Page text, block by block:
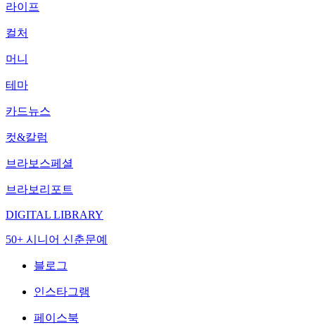
라이프
컬처
머니
테마
카드뉴스
컷&칼럼
브라보스페셜
브라보리포트
DIGITAL LIBRARY
50+ 시니어 신춘문예
블로그
인스타그램
페이스북